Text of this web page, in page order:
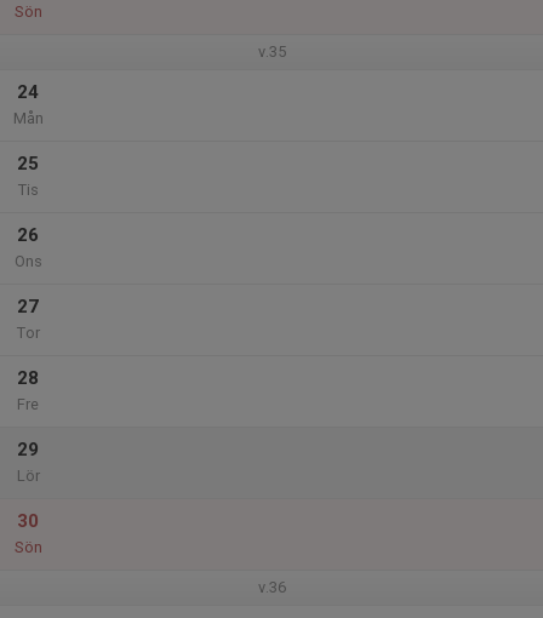
Sön
v.35
24
Mån
25
Tis
26
Ons
27
Tor
28
Fre
29
Lör
30
Sön
v.36